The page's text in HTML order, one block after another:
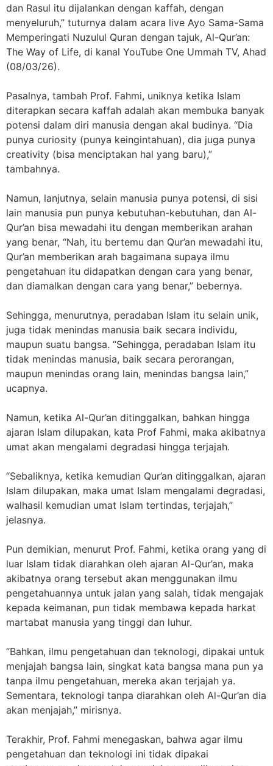
dan Rasul itu dijalankan dengan kaffah, dengan
menyeluruh,” tuturnya dalam acara live Ayo Sama-Sama
Memperingati Nuzulul Quran dengan tajuk, Al-Qur’an:
The Way of Life, di kanal YouTube One Ummah TV, Ahad
(08/03/26).
Pasalnya, tambah Prof. Fahmi, uniknya ketika Islam
diterapkan secara kaffah adalah akan membuka banyak
potensi dalam diri manusia dengan akal budinya. “Dia
punya curiosity (punya keingintahuan), dia juga punya
creativity (bisa menciptakan hal yang baru),”
tambahnya.
Namun, lanjutnya, selain manusia punya potensi, di sisi
lain manusia pun punya kebutuhan-kebutuhan, dan Al-
Qur’an bisa mewadahi itu dengan memberikan arahan
yang benar, “Nah, itu bertemu dan Qur’an mewadahi itu,
Qur’an memberikan arah bagaimana supaya ilmu
pengetahuan itu didapatkan dengan cara yang benar,
dan diamalkan dengan cara yang benar,” bebernya.
Sehingga, menurutnya, peradaban Islam itu selain unik,
juga tidak menindas manusia baik secara individu,
maupun suatu bangsa. “Sehingga, peradaban Islam itu
tidak menindas manusia, baik secara perorangan,
maupun menindas orang lain, menindas bangsa lain,”
ucapnya.
Namun, ketika Al-Qur’an ditinggalkan, bahkan hingga
ajaran Islam dilupakan, kata Prof Fahmi, maka akibatnya
umat akan mengalami degradasi hingga terjajah.
“Sebaliknya, ketika kemudian Qur’an ditinggalkan, ajaran
Islam dilupakan, maka umat Islam mengalami degradasi,
walhasil kemudian umat Islam tertindas, terjajah,”
jelasnya.
Pun demikian, menurut Prof. Fahmi, ketika orang yang di
luar Islam tidak diarahkan oleh ajaran Al-Qur’an, maka
akibatnya orang tersebut akan menggunakan ilmu
pengetahuannya untuk jalan yang salah, tidak mengajak
kepada keimanan, pun tidak membawa kepada harkat
martabat manusia yang tinggi dan luhur.
“Bahkan, ilmu pengetahuan dan teknologi, dipakai untuk
menjajah bangsa lain, singkat kata bangsa mana pun ya
tanpa ilmu pengetahuan, mereka akan terjajah ya.
Sementara, teknologi tanpa diarahkan oleh Al-Qur’an dia
akan menjajah,” mirisnya.
Terakhir, Prof. Fahmi menegaskan, bahwa agar ilmu
pengetahuan dan teknologi ini tidak dipakai